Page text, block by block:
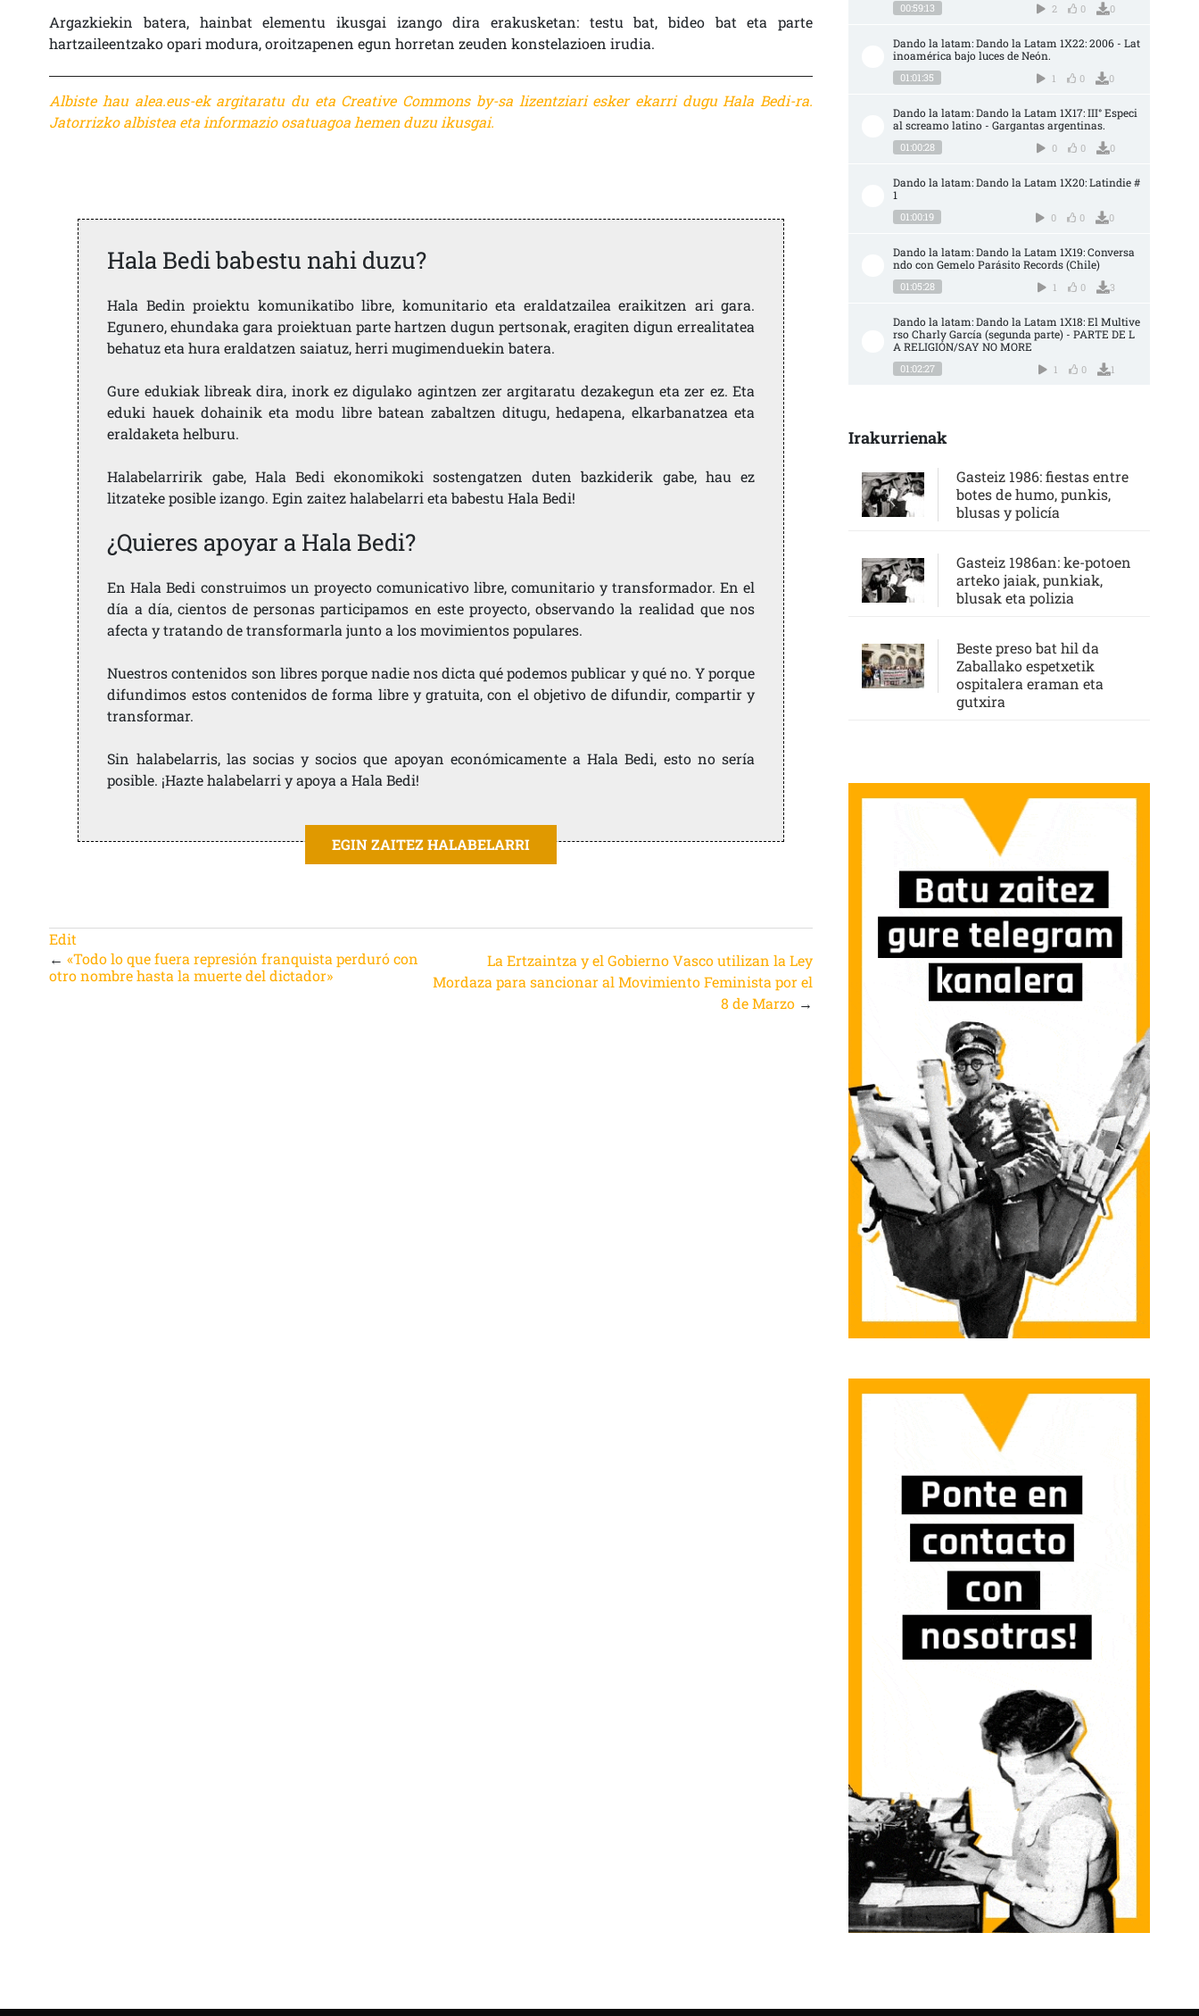
Argazkiekin batera, hainbat elementu ikusgai izango dira erakusketan: testu bat, bideo bat eta parte
hartzaileentzako opari modura, oroitzapenen egun horretan zeuden konstelazioen irudia.
Albiste hau alea.eus-ek argitaratu du eta Creative Commons by-sa lizentziari esker ekarri dugu Hala Bedi-ra.
Jatorrizko albistea eta informazio osatuagoa hemen duzu ikusgai.
Hala Bedi babestu nahi duzu?
Hala Bedin proiektu komunikatibo libre, komunitario eta eraldatzailea eraikitzen ari gara.
Egunero, ehundaka gara proiektuan parte hartzen dugun pertsonak, eragiten digun errealitatea
behatuz eta hura eraldatzen saiatuz, herri mugimenduekin batera.
Gure edukiak libreak dira, inork ez digulako agintzen zer argitaratu dezakegun eta zer ez. Eta
eduki hauek dohainik eta modu libre batean zabaltzen ditugu, hedapena, elkarbanatzea eta
eraldaketa helburu.
Halabelarririk gabe, Hala Bedi ekonomikoki sostengatzen duten bazkiderik gabe, hau ez
litzateke posible izango. Egin zaitez halabelarri eta babestu Hala Bedi!
¿Quieres apoyar a Hala Bedi?
En Hala Bedi construimos un proyecto comunicativo libre, comunitario y transformador. En el
día a día, cientos de personas participamos en este proyecto, observando la realidad que nos
afecta y tratando de transformarla junto a los movimientos populares.
Nuestros contenidos son libres porque nadie nos dicta qué podemos publicar y qué no. Y porque
difundimos estos contenidos de forma libre y gratuita, con el objetivo de difundir, compartir y
transformar.
Sin halabelarris, las socias y socios que apoyan económicamente a Hala Bedi, esto no sería
posible. ¡Hazte halabelarri y apoya a Hala Bedi!
EGIN ZAITEZ HALABELARRI
Edit
←«Todo lo que fuera represión franquista perduró con
otro nombre hasta la muerte del dictador»
La Ertzaintza y el Gobierno Vasco utilizan la Ley
Mordaza para sancionar al Movimiento Feminista por el
8 de Marzo→
00:59:13 2 0 0
Dando la latam: Dando la Latam 1X22: 2006 - Lat
inoamérica bajo luces de Neón.
01:01:35 1 0 0
Dando la latam: Dando la Latam 1X17: III° Especi
al screamo latino - Gargantas argentinas.
01:00:28 0 0 0
Dando la latam: Dando la Latam 1X20: Latindie #
1
01:00:19 0 0 0
Dando la latam: Dando la Latam 1X19: Conversa
ndo con Gemelo Parásito Records (Chile)
01:05:28 1 0 3
Dando la latam: Dando la Latam 1X18: El Multive
rso Charly García (segunda parte) - PARTE DE L
A RELIGIÓN/SAY NO MORE
01:02:27 1 0 1
Irakurrienak
Gasteiz 1986: fiestas entre
botes de humo, punkis,
blusas y policía
Gasteiz 1986an: ke-potoen
arteko jaiak, punkiak,
blusak eta polizia
Beste preso bat hil da
Zaballako espetxetik
ospitalera eraman eta
gutxira